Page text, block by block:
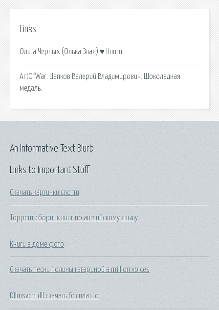
Links
Ольга Черных (Олька Злая) ♥ Книги.
ArtOfWar. Цапков Валерий Владимирович. Шоколадная
медаль.
Links to Important Stuff
Скачать картинки спотти
Торрент сборник книг по английскому языку
Книги в доме фото
Скачать песни полины гагариной a million voices
Dllmsvcrt dll скачать бесплатно
An Informative Text Blurb